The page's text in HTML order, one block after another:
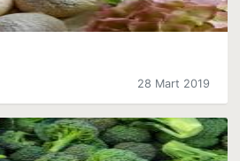
28 Mart 2019